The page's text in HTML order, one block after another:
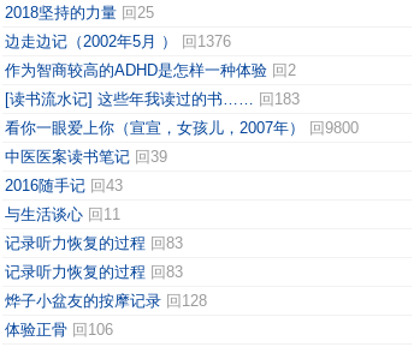
2018坚持的力量 回25
边走边记（2002年5月 ）
回1376
作为智商较高的ADHD是怎样一种体验 回2
[读书流水记] 这些年我读过的书…… 回183
看你一眼爱上你（宣宣，女孩儿，2007年）
回9800
中医医案读书笔记 回39
2016随手记 回43
与生活谈心 回11
记录听力恢复的过程 回83
记录听力恢复的过程 回83
烨子小盆友的按摩记录 回128
体验正骨 回106